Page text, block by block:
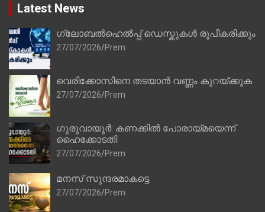
Latest News
ഗ്ലോബൽഹെൽപ്പ് ഡെസ്കുകൾ രൂപീകരിക്കും
27/07/2026 Prem
വെരിക്കോസിനെ തടയാൻ വണ്ണം കുറയ്ക്കുക
27/07/2026 Prem
ഗുരുവായൂർ: കണക്കിൽ പോരായ്മയെന്ന്
ഹൈക്കോടതി
27/07/2026 Prem
മനസ് സുന്ദരമാകട്ടെ
27/07/2026 Prem